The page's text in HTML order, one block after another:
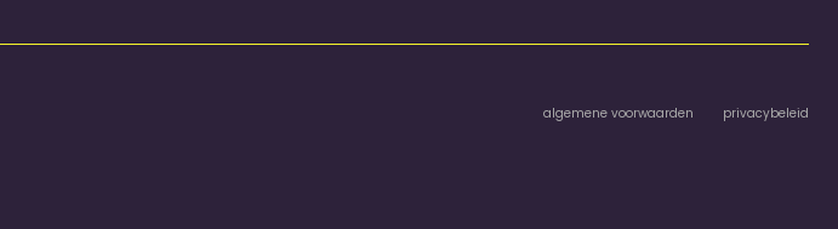
algemene voorwaarden privacybeleid